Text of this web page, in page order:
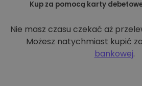
Kup za pomocą karty
Nie masz czasu czekać aż
Możesz natychmiast kupić
bankowej.